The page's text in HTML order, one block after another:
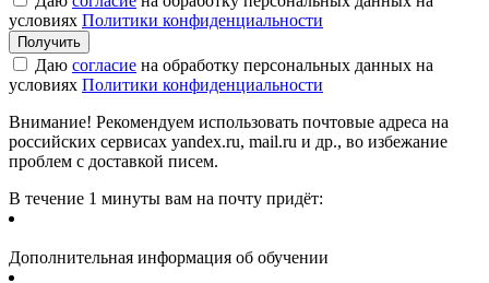
условиях Политики конфиденциальности
Даю согласие на обработку персональных данных на
условиях Политики конфиденциальности
Внимание! Рекомендуем использовать почтовые адреса на
российских сервисах yandex.ru, mail.ru и др., во избежание
проблем с доставкой писем.
В течение 1 минуты вам на почту придёт:
Дополнительная информация об обучении